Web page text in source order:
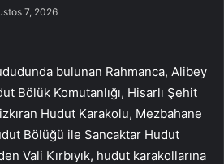
7, 2026
bulunan Rahmanca, Alibey
Bölük Komutanlığı, Hisarlı Şehit
Hudut Karakolu, Mezbahane
Bölüğü ile Sancaktar Hudut
Vali Kırbıyık, hudut karakollarına